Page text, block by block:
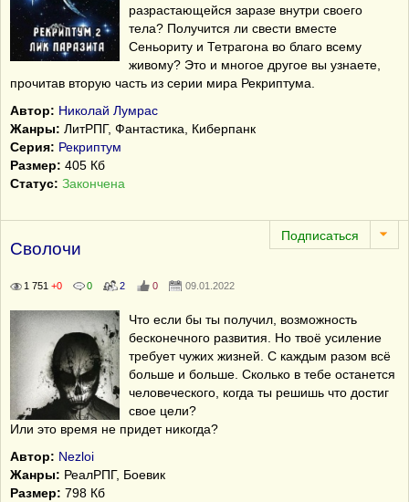
разрастающейся заразе внутри своего
тела? Получится ли свести вместе
Сеньориту и Тетрагона во благо всему
живому? Это и многое другое вы узнаете,
прочитав вторую часть из серии мира Рекриптума.
Автор: Николай Лумрас
Жанры: ЛитРПГ, Фантастика, Киберпанк
Серия: Рекриптум
Размер: 405 Кб
Статус: Закончена
Сволочи
1 751 +0 0 2 0 09.01.2022
Что если бы ты получил, возможность
бесконечного развития. Но твоё усиление
требует чужих жизней. С каждым разом всё
больше и больше. Сколько в тебе останется
человеческого, когда ты решишь что достиг
свое цели?
Или это время не придет никогда?
Автор: Nezloi
Жанры: РеалРПГ, Боевик
Размер: 798 Кб